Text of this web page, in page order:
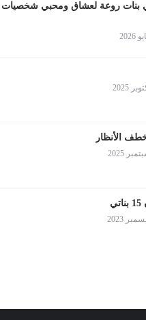
بنات روعة لعشاق ومحبي شخصيات
الأنظار